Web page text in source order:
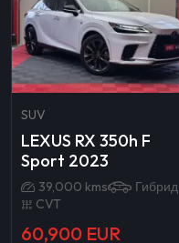
SUV
LEXUS RX 350h F
Sport 2023
39,000 kms
Гибрид
CVT
60,900 EUR